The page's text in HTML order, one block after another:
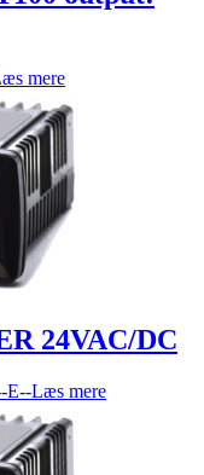
mere
24VAC/DC
E--Læs mere